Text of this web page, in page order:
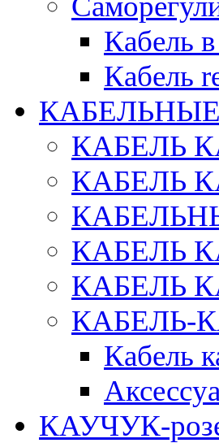
Кабель
Кабель
КАБЕЛЬ
КАБЕЛЬ
КАБЕЛЬ
КАБЕЛЬ
КАБЕЛЬ-
Кабель
КАУЧУК-